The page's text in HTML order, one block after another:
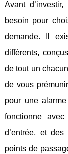
Avant
besoin pour
demande. Il
différents,
de tout un
de vous
pour une
fonctionne
d’entrée, et
points de